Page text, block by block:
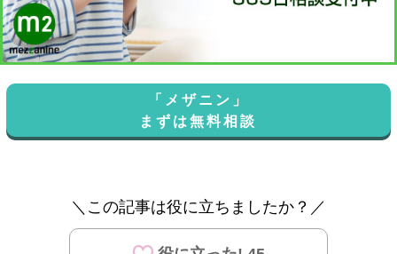
「メザニン」
まずは無料相談
＼この記事は役に立ちましたか？／